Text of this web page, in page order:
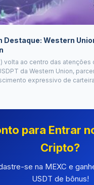
Destaque: Western
volta ao centro das atenções
da Western Union,
expressivo de
para Entrar
Cripto?
se na MEXC e
USDT de bônus!